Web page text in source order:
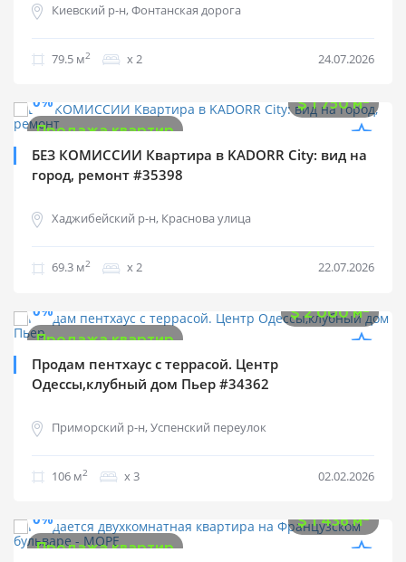
Киевский р-н, Фонтанская дорога
79.5 м2 х 2 24.07.2026
0%
$1 750 м2
Продажа квартир
БЕЗ КОМИССИИ Квартира в KADORR City: вид на
город, ремонт #35398
Хаджибейский р-н, Краснова улица
69.3 м2 х 2 22.07.2026
0%
$2 000 м2
Продажа квартир
Продам пентхаус с террасой. Центр
Одессы,клубный дом Пьер #34362
Приморский р-н, Успенский переулок
106 м2 х 3 02.02.2026
0%
$1 436 м2
Продажа квартир